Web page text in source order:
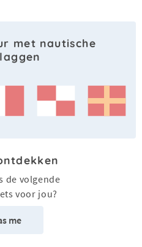
met nautische
de volgende
voor jou?
me